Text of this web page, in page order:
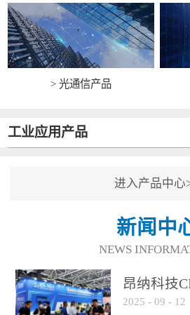
> 光通信产品
工业应用产品
进入产品中心
新闻中
NEWS
昂纳科技
光通信创
2025 - 09 - 12